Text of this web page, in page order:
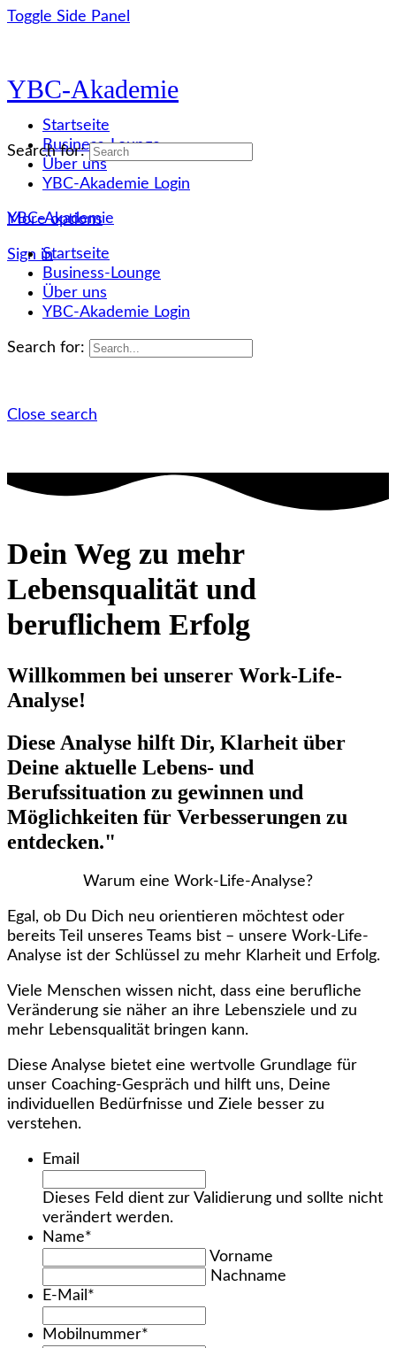
Toggle Side Panel
Startseite
Business-Lounge
Über uns
YBC-Akademie Login
More options
Sign in
YBC-Akademie
Search for:
YBC-Akademie
Startseite
Business-Lounge
Über uns
YBC-Akademie Login
Search for:
Close search
Dein Weg zu mehr
Lebensqualität und
beruflichem Erfolg
Willkommen bei unserer Work-Life-
Analyse!
Diese Analyse hilft Dir, Klarheit über
Deine aktuelle Lebens- und
Berufssituation zu gewinnen und
Möglichkeiten für Verbesserungen zu
entdecken."
Warum eine Work-Life-Analyse?
Egal, ob Du Dich neu orientieren möchtest oder
bereits Teil unseres Teams bist – unsere Work-Life-
Analyse ist der Schlüssel zu mehr Klarheit und Erfolg.
Viele Menschen wissen nicht, dass eine berufliche
Veränderung sie näher an ihre Lebensziele und zu
mehr Lebensqualität bringen kann.
Diese Analyse bietet eine wertvolle Grundlage für
unser Coaching-Gespräch und hilft uns, Deine
individuellen Bedürfnisse und Ziele besser zu
verstehen.
Email
Dieses Feld dient zur Validierung und sollte nicht
verändert werden.
Name*
Vorname
Nachname
E-Mail *
Mobilnummer*